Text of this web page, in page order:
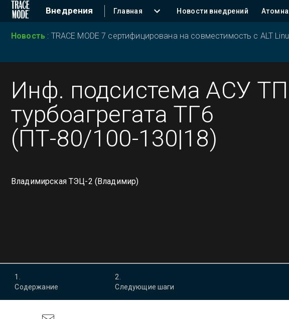
Внедрения Главная Новости внедрений
Новость : TRACE MODE 7 сертифицирована на совместимость с ALT
Инф. подсистема АСУ ТП
турбоагрегата ТГ6
(ПТ-80/100-130|18)
Владимирская ТЭЦ-2 (Владимир)
1
Содержание
2
Следующие шаги